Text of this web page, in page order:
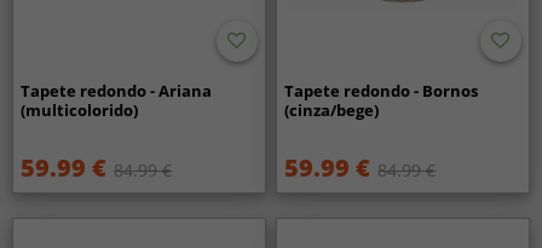
Tapete redondo - Ariana
(multicolorido)
59.99 € 84.99 €
Tapete redondo - Bornos
(cinza/bege)
59.99 € 84.99 €